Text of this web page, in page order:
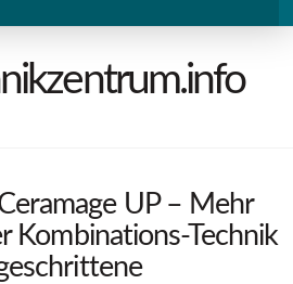
UP – Mehr
Kombinations-Technik